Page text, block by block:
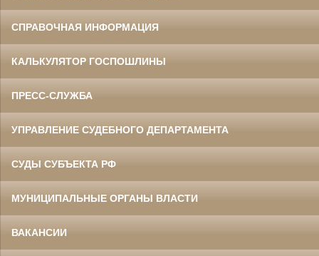
СПРАВОЧНАЯ ИНФОРМАЦИЯ
КАЛЬКУЛЯТОР ГОСПОШЛИНЫ
ПРЕСС-СЛУЖБА
УПРАВЛЕНИЕ СУДЕБНОГО ДЕПАРТАМЕНТА
СУДЫ СУБЪЕКТА РФ
МУНИЦИПАЛЬНЫЕ ОРГАНЫ ВЛАСТИ
ВАКАНСИИ